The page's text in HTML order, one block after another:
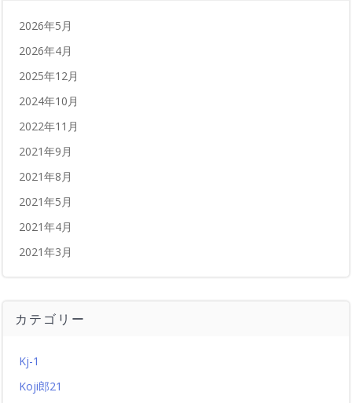
2026年5月
2026年4月
2025年12月
2024年10月
2022年11月
2021年9月
2021年8月
2021年5月
2021年4月
2021年3月
カテゴリー
Kj-1
Koji郎21